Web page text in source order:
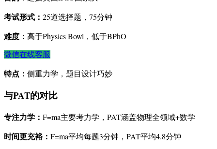
考试形式： 25道选择题，75分钟
难度： 高于Physics Bowl，低于BPhO
微信在线客服
特点： 侧重力学，题目设计巧妙
与PAT的对比
专注力学： F=ma主要考力学，PAT涵盖物理全领域+数学
时间更充裕： F=ma平均每题3分钟，PAT平均4.8分钟